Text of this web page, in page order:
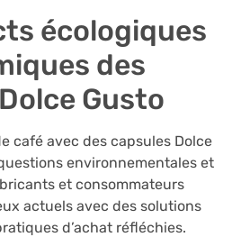
écologiques
des
Gusto
café avec des capsules Dolce
environnementales et
et consommateurs
actuels avec des solutions
d’achat réfléchies.